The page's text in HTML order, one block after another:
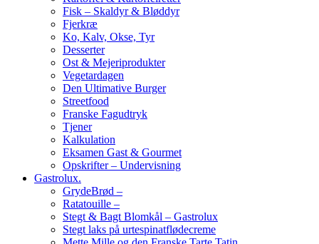
Fisk – Skaldyr & Bløddyr
Fjerkræ
Ko, Kalv, Okse, Tyr
Desserter
Ost & Mejeriprodukter
Vegetardagen
Den Ultimative Burger
Streetfood
Franske Fagudtryk
Tjener
Kalkulation
Eksamen Gast & Gourmet
Opskrifter – Undervisning
Gastrolux.
GrydeBrød –
Ratatouille –
Stegt & Bagt Blomkål – Gastrolux
Stegt laks på urtespinatflødecreme